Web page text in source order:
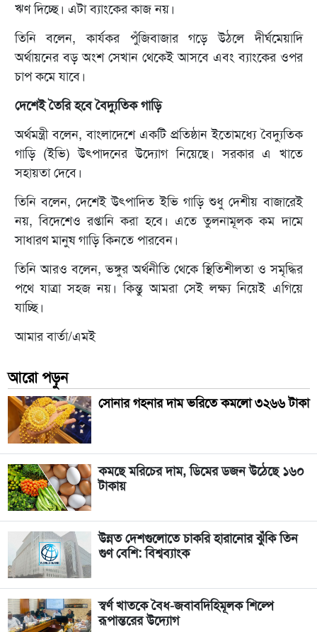
ঋণ দিচ্ছে। এটা ব্যাংকের কাজ নয়।
তিনি বলেন, কার্যকর পুঁজিবাজার গড়ে উঠলে দীর্ঘমেয়াদি
অর্থায়নের বড় অংশ সেখান থেকেই আসবে এবং ব্যাংকের ওপর
চাপ কমে যাবে।
দেশেই তৈরি হবে বৈদ্যুতিক গাড়ি
অর্থমন্ত্রী বলেন, বাংলাদেশে একটি প্রতিষ্ঠান ইতোমধ্যে বৈদ্যুতিক
গাড়ি (ইভি) উৎপাদনের উদ্যোগ নিয়েছে। সরকার এ খাতে
সহায়তা দেবে।
তিনি বলেন, দেশেই উৎপাদিত ইভি গাড়ি শুধু দেশীয় বাজারেই
নয়, বিদেশেও রপ্তানি করা হবে। এতে তুলনামূলক কম দামে
সাধারণ মানুষ গাড়ি কিনতে পারবেন।
তিনি আরও বলেন, ভঙ্গুর অর্থনীতি থেকে স্থিতিশীলতা ও সমৃদ্ধির
পথে যাত্রা সহজ নয়। কিন্তু আমরা সেই লক্ষ্য নিয়েই এগিয়ে
যাচ্ছি।
আমার বার্তা/এমই
আরো পড়ুন
সোনার গহনার দাম ভরিতে কমলো ৩২৬৬ টাকা
কমছে মরিচের দাম, ডিমের ডজন উঠেছে ১৬০
টাকায়
উন্নত দেশগুলোতে চাকরি হারানোর ঝুঁকি তিন
গুণ বেশি: বিশ্বব্যাংক
স্বর্ণ খাতকে বৈধ-জবাবদিহিমূলক শিল্পে
রূপান্তরের উদ্যোগ